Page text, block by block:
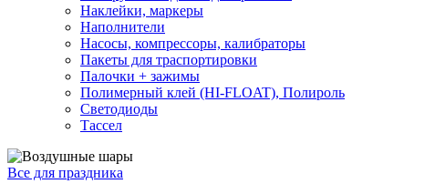
Наклейки, маркеры
Наполнители
Насосы, компрессоры, калибраторы
Пакеты для траспортировки
Палочки + зажимы
Полимерный клей (HI-FLOAT), Полироль
Светодиоды
Тассел
Все для праздника